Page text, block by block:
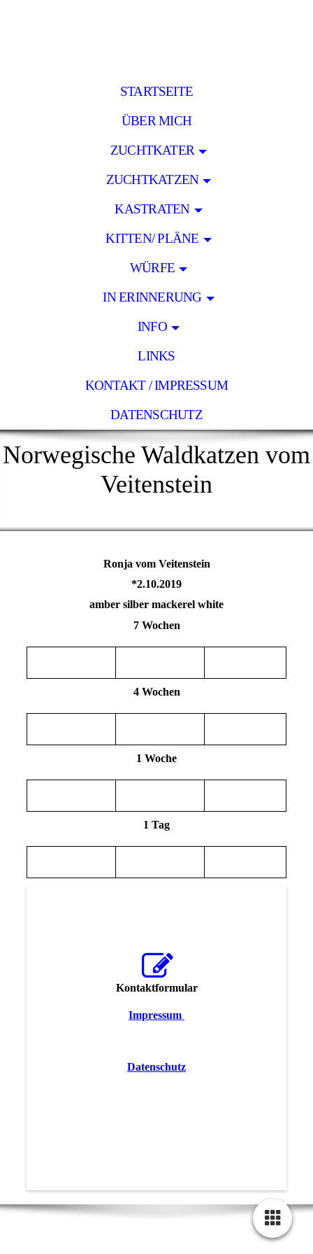
STARTSEITE
ÜBER MICH
ZUCHTKATER
ZUCHTKATZEN
KASTRATEN
KITTEN/ PLÄNE
WÜRFE
IN ERINNERUNG
INFO
LINKS
KONTAKT / IMPRESSUM
DATENSCHUTZ
Norwegische Waldkatzen vom
Veitenstein
Ronja vom Veitenstein
*2.10.2019
amber silber mackerel white
7 Wochen
4 Wochen
1 Woche
1 Tag
Kontaktformular
Impressum
Datenschutz